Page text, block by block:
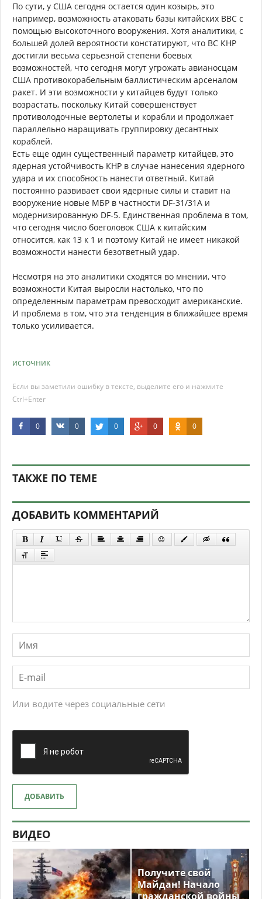
По сути, у США сегодня остается один козырь, это
например, возможность атаковать базы китайских ВВС с
помощью высокоточного вооружения. Хотя аналитики, с
большей долей вероятности констатируют, что ВС КНР
достигли весьма серьезной степени боевых
возможностей, что сегодня могут угрожать авианосцам
США противокорабельным баллистическим арсеналом
ракет. И эти возможности у китайцев будут только
возрастать, поскольку Китай совершенствует
противолодочные вертолеты и корабли и продолжает
параллельно наращивать группировку десантных
кораблей.
Есть еще один существенный параметр китайцев, это
ядерная устойчивость КНР в случае нанесения ядерного
удара и их способность нанести ответный. Китай
постоянно развивает свои ядерные силы и ставит на
вооружение новые МБР в частности DF-31/31A и
модернизированную DF-5. Единственная проблема в том,
что сегодня число боеголовок США к китайским
относится, как 13 к 1 и поэтому Китай не имеет никакой
возможности нанести безответный удар.
Несмотря на это аналитики сходятся во мнении, что
возможности Китая выросли настолько, что по
определенным параметрам превосходит американские.
И проблема в том, что эта тенденция в ближайшее время
только усиливается.
источник
Если вы заметили ошибку в тексте, выделите его и нажмите
Ctrl+Enter
0 0 0 0 0
ТАКЖЕ ПО ТЕМЕ
ДОБАВИТЬ КОММЕНТАРИЙ
Или водите через социальные сети
ДОБАВИТЬ
ВИДЕО
Получите свой
Майдан! Начало
гражданской войны